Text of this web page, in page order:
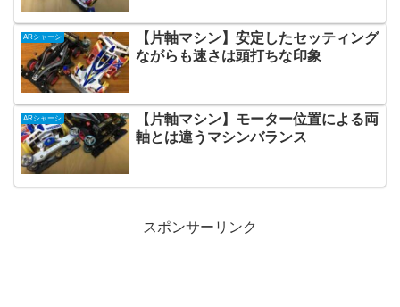
ARシャーシ
【片軸マシン】安定したセッティング
ながらも速さは頭打ちな印象
ARシャーシ
【片軸マシン】モーター位置による両
軸とは違うマシンバランス
スポンサーリンク